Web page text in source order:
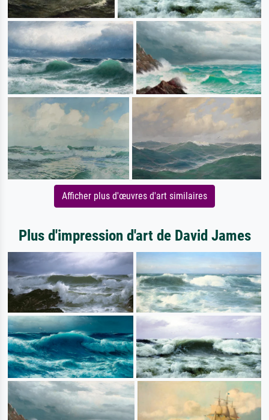
Afficher plus d'œuvres d'art similaires
Plus d'impression d'art de David James